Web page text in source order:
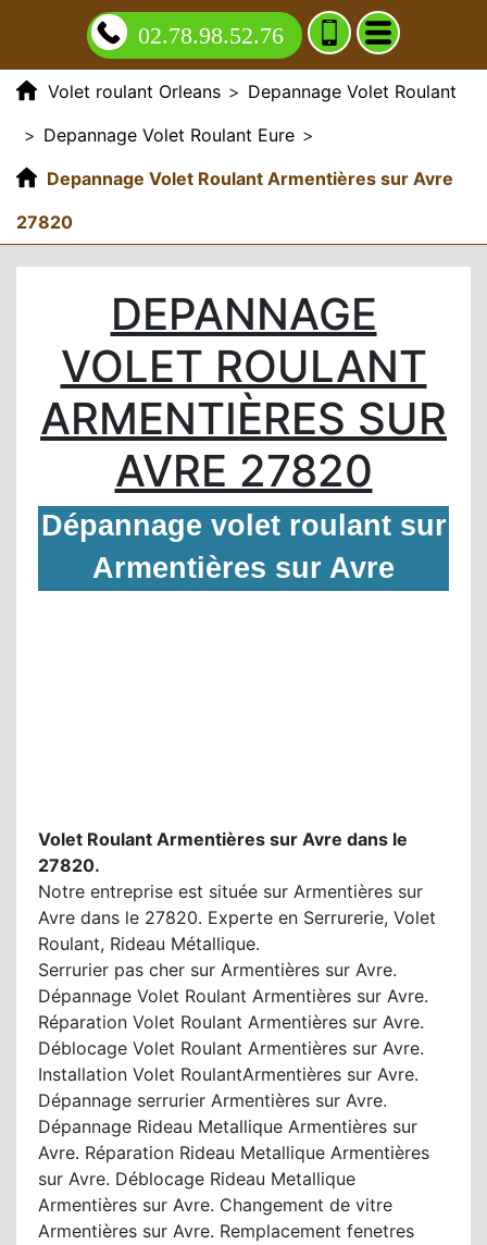
02.78.98.52.76
Volet roulant Orleans > Depannage Volet Roulant
> Depannage Volet Roulant Eure >
Depannage Volet Roulant Armentières sur Avre
27820
DEPANNAGE
VOLET ROULANT
ARMENTIÈRES SUR
AVRE 27820
Dépannage volet roulant sur
Armentières sur Avre
Volet Roulant Armentières sur Avre dans le
27820.
Notre entreprise est située sur Armentières sur
Avre dans le 27820. Experte en Serrurerie, Volet
Roulant, Rideau Métallique.
Serrurier pas cher sur Armentières sur Avre.
Dépannage Volet Roulant Armentières sur Avre.
Réparation Volet Roulant Armentières sur Avre.
Déblocage Volet Roulant Armentières sur Avre.
Installation Volet RoulantArmentières sur Avre.
Dépannage serrurier Armentières sur Avre.
Dépannage Rideau Metallique Armentières sur
Avre. Réparation Rideau Metallique Armentières
sur Avre. Déblocage Rideau Metallique
Armentières sur Avre. Changement de vitre
Armentières sur Avre. Remplacement fenetres